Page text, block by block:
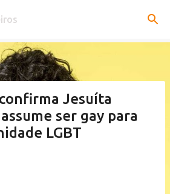
o conteúdo principal
Jesuíta
ser gay para
LGBT